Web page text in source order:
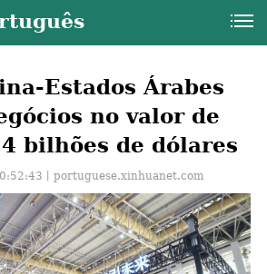
Estados Árabes
no valor de
bilhões de dólares
丨portuguese.xinhuanet.com